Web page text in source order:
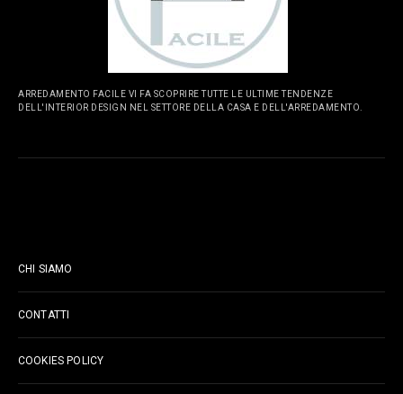
ARREDAMENTO FACILE VI FA SCOPRIRE TUTTE LE ULTIME TENDENZE
DELL'INTERIOR DESIGN NEL SETTORE DELLA CASA E DELL'ARREDAMENTO.
CHI SIAMO
CONTATTI
COOKIES POLICY